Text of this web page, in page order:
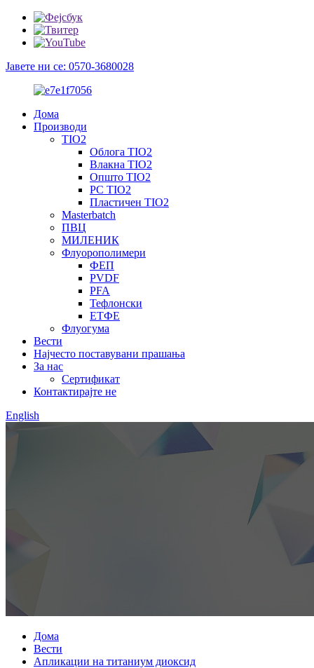
Јавете ни се: 0570-3680028
Дома
Производи
TIO2
Облога TIO2
Влакна TIO2
Општо TIO2
PC TIO2
Пластичен TIO2
Masterbatch
ПВЦ
МИЛЕНИК
Флуорополимери
ФЕП
PVDF
PFA
Тефлонски
ЕТФЕ
Флуогума
Вести
Најчесто поставувани прашања
За нас
Сертификат
Контактирајте не
English
Дома
Вести
Апликации на титаниум диоксид